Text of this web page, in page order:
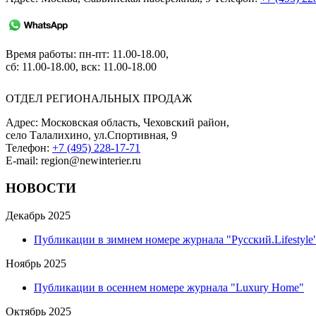
Время работы: пн-пт: 11.00-18.00,
сб: 11.00-18.00, вск: 11.00-18.00
ОТДЕЛ РЕГИОНАЛЬНЫХ ПРОДАЖ
Адрес: Московская область, Чеховский район,
село Талалихино, ул.Спортивная, 9
Телефон: +7 (495) 228-17-71
E-mail: region@newinterier.ru
НОВОСТИ
Декабрь 2025
Публикации в зимнем номере журнала
Ноябрь 2025
Публикации в осеннем номере журнала "Luxury Home"
Октябрь 2025